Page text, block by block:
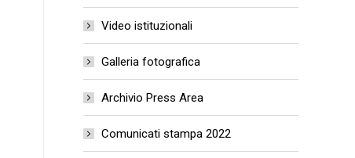
Video istituzionali
Galleria fotografica
Archivio Press Area
Comunicati stampa 2022